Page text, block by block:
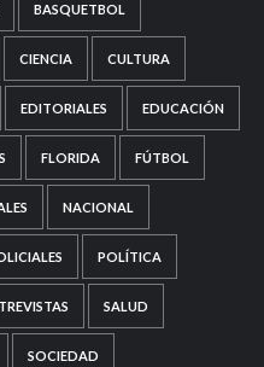
BASQUETBOL
CIENCIA CULTURA
EDITORIALES EDUCACIÓN
FLORIDA FÚTBOL
NACIONAL
POLÍTICA
SALUD
SOCIEDAD